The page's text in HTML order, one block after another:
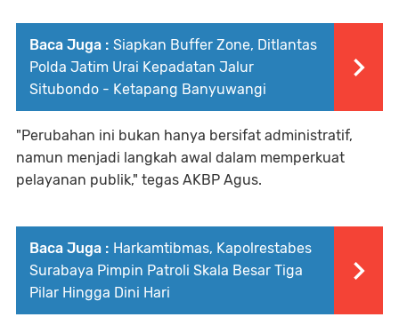
Baca Juga : Siapkan Buffer Zone, Ditlantas
Polda Jatim Urai Kepadatan Jalur
Situbondo - Ketapang Banyuwangi
"Perubahan ini bukan hanya bersifat administratif,
namun menjadi langkah awal dalam memperkuat
pelayanan publik," tegas AKBP Agus.
Baca Juga : Harkamtibmas, Kapolrestabes
Surabaya Pimpin Patroli Skala Besar Tiga
Pilar Hingga Dini Hari